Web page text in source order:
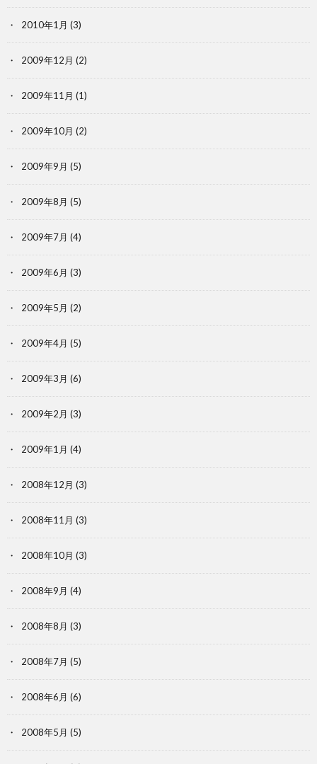
2010年1月 (3)
2009年12月 (2)
2009年11月 (1)
2009年10月 (2)
2009年9月 (5)
2009年8月 (5)
2009年7月 (4)
2009年6月 (3)
2009年5月 (2)
2009年4月 (5)
2009年3月 (6)
2009年2月 (3)
2009年1月 (4)
2008年12月 (3)
2008年11月 (3)
2008年10月 (3)
2008年9月 (4)
2008年8月 (3)
2008年7月 (5)
2008年6月 (6)
2008年5月 (5)